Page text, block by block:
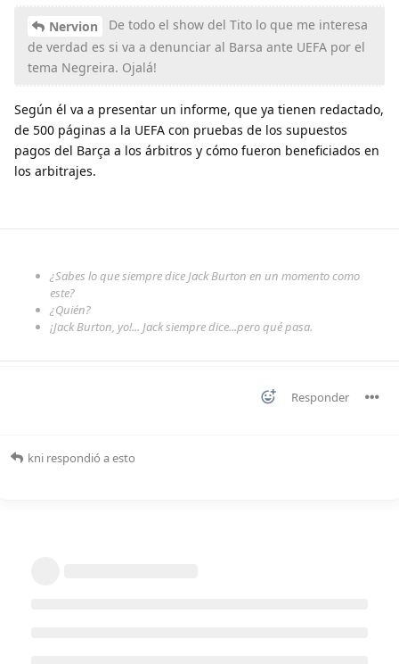
Nervion
De todo el show del Tito lo que me interesa
de verdad es si va a denunciar al Barsa ante UEFA por el
tema Negreira. Ojalá!
Según él va a presentar un informe, que ya tienen redactado,
de 500 páginas a la UEFA con pruebas de los supuestos
pagos del Barça a los árbitros y cómo fueron beneficiados en
los arbitrajes.
¿Sabes lo que siempre dice Jack Burton en un momento como
este?
¿Quién?
¡Jack Burton, yo!... Jack siempre dice...pero qué pasa.
Responder
kni respondió a esto